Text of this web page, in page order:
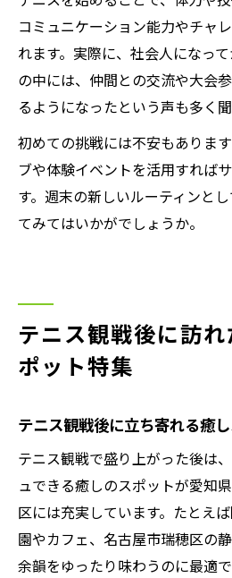
コミュニケーション能力やチャ
れます。実際に、社会人になっ
の中には、仲間との交流や大会
るようになったという声も多く聞
初めての挑戦には不安もありま
ブや体験イベントを活用すれば
す。週末の新しいルーティンと
てみてはいかがでしょうか。
テニス観戦後に訪
ポット特集
テニス観戦後に立ち寄れる癒
テニス観戦で盛り上がった後は
ュできる癒しのスポットが愛知
区には充実しています。たとえ
園やカフェ、名古屋市瑞穂区の
余韻をゆったり味わうのに最適で